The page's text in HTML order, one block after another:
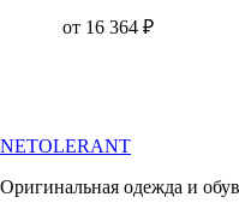
от 16 364 ₽
NETOLERANT
Оригинальная одежда и